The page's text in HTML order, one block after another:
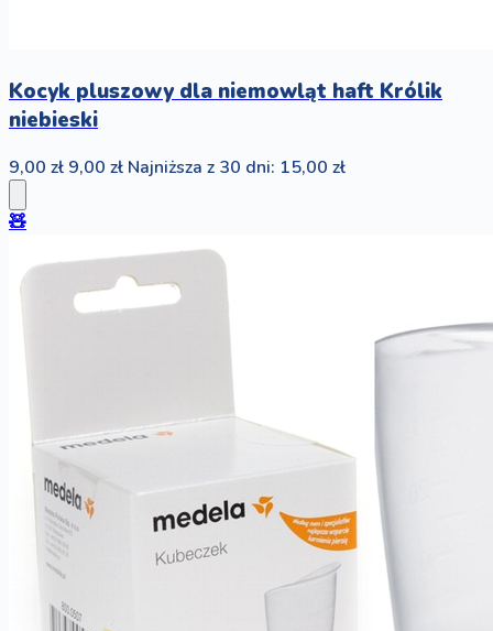
Kocyk pluszowy dla niemowląt haft Królik
niebieski
9,00 zł 9,00 zł Najniższa z 30 dni: 15,00 zł
🧸